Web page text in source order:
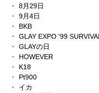
8月29日
9月4日
BKB
GLAY EXPO '99 SURVIVAL
GLAYの日
HOWEVER
K18
Pt900
イカ